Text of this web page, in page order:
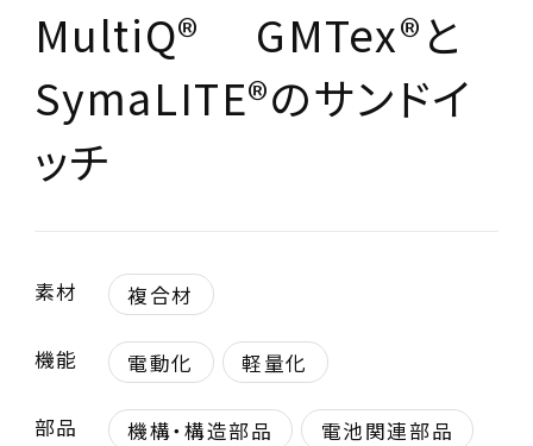
MultiQ® GMTex®と
SymaLITE®のサンドイ
ッチ
素材 複合材
機能 電動化 軽量化
部品 機構・構造部品
電池関連部品